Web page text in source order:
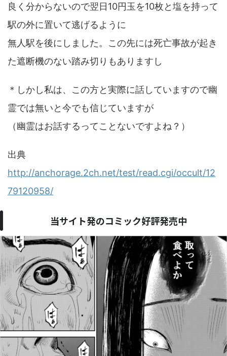
良く分からないので翌日10円玉を10枚と塩を持って
駅の外に置いて逃げるように
無人駅を後にしました。この先には死亡事故が起き
た遮断機のない踏み切りもありますし
＊しかし私は、この方と実際に話していますので幽
霊では無いと今でも信じていますが
（幽霊はお話するってことないですよね？）
出典
http://anchorage.2ch.net/test/read.cgi/occult/12
79120958/
当サイト発のコミック好評発売中